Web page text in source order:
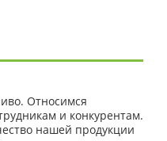
Относимся
и конкурентам.
нашей продукции